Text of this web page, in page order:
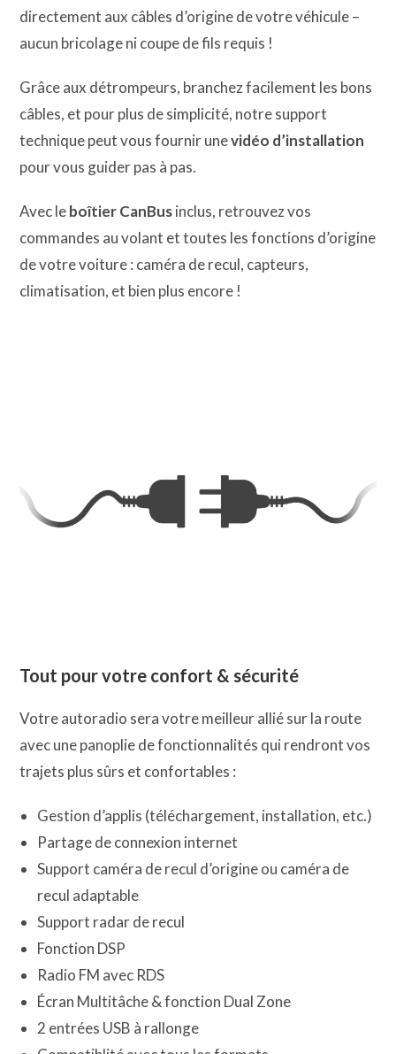
directement aux câbles d’origine de votre véhicule –
aucun bricolage ni coupe de fils requis !
Grâce aux détrompeurs, branchez facilement les bons
câbles, et pour plus de simplicité, notre support
technique peut vous fournir unevidéo d’installation
pour vous guider pas à pas.
Avec leboîtier CanBusinclus, retrouvez vos
commandes au volant et toutes les fonctions d’origine
de votre voiture : caméra de recul, capteurs,
climatisation, et bien plus encore !
Tout pour votre confort & sécurité
Votre autoradio sera votre meilleur allié sur la route
avec une panoplie de fonctionnalités qui rendront vos
trajets plus sûrs et confortables :
Gestion d’applis (téléchargement, installation, etc.)
Partage de connexion internet
Support caméra de recul d’origine ou caméra de
recul adaptable
Support radar de recul
Fonction DSP
Radio FM avec RDS
Écran Multitâche & fonction Dual Zone
2 entrées USB à rallonge